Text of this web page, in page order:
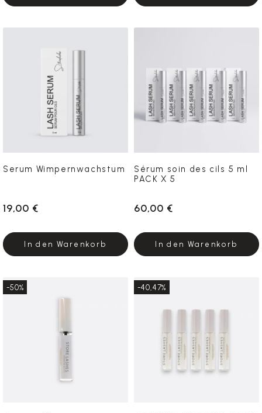
Serum Wimpernwachstum
19,00 €
In den Warenkorb
Sérum soin des cils 5 ml
PACK X 5
60,00 €
In den Warenkorb
-50% -40,47%